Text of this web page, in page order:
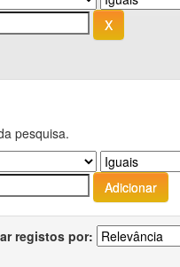
pesquisa.
registos por: